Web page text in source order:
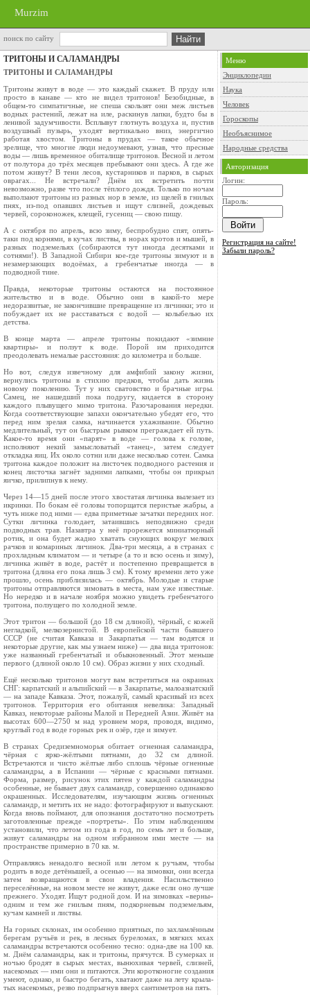
Murzim
поиск по сайту
ТРИТОНЫ И САЛАМАНДРЫ
ТРИТОНЫ И САЛАМАНДРЫ
Тритоны живут в воде — это каждый скажет. В пруду или
просто в канаве — кто не видел тритонов! Безобидные, в
общем-то симпатичные, не спеша скользят они меж листьев
водных растений, лежат на иле, раскинув лапки, будто бы в
ленивой задумчивости. Всплывут глотнуть воздуха и, пустив
воздушный пузырь, уходят вертикально вниз, энергично
работая хвостом. Тритоны в прудах — такое обычное
зрелище, что многие люди недоумевают, узнав, что пресные
воды — лишь временное обиталище тритонов. Весной и летом
от полутора до трёх месяцев пребывают они здесь. А где же
потом живут? В тени лесов, кустарников и парков, в сырых
оврагах... Не встречали? Днём их встретить почти
невозможно, разве что после тёплого дождя. Только по ночам
выползают тритоны из разных нор в земле, из щелей в гнилых
пнях, из-под опавших листьев и ищут слизней, дождевых
червей, сороконожек, клещей, гусениц — свою пищу.
А с октября по апрель, всю зиму, беспробудно спят, опять-
таки под корнями, в кучах листвы, в норах кротов и мышей, в
разных подземельях (собираются тут иногда десятками и
сотнями!). В Запад­ной Сибири кое-где тритоны зимуют и в
незамерзающих водоёмах, а гребенчатые иногда — в
подводной тине.
Правда, некоторые тритоны остаются на постоянное
жительство и в воде. Обычно они в какой-то мере
недоразвитые, не закончившие превращение из личинки; это и
побуждает их не расставаться с водой — колыбелью их
детства.
В конце марта — апреле тритоны покидают «зимние
квартиры» и ползут к воде. Порой им приходится
преодолевать немалые рассто­яния: до километра и больше.
Но вот, следуя извечному для амфибий закону жизни,
вернулись тритоны в стихию предков, чтобы дать жизнь
новому поколению. Тут у них сватовство и брачные игры.
Самец, не нашедший пока подругу, кидается в сторону
каждого плывущего мимо тритона. Разочарования нередки.
Когда соответствующие запахи окончательно убедят его, что
перед ним зрелая самка, начинается ухаживание. Обычно
медлитель­ный, тут он быстрым рывком преграждает ей путь.
Какое-то время они «парят» в воде — голова к голове,
исполняют некий замыслова­тый «танец», затем следует
откладка яиц. Их около сотни или даже несколько сотен. Самка
тритона каждое положит на листочек подвод­ного растения и
конец листочка загнёт задними лапками, чтобы он прикрыл
яичко, прилипнув к нему.
Через 14—15 дней после этого хвостатая личинка вылезает из
икринки. По бокам её головы топорщатся перистые жабры, а
чуть ниже под ними — едва приметные зачатки передних ног.
Сутки личинка голодает, затаившись неподвижно среди
подводных трав. Назавтра у неё прорежется миниатюрный
ротик, и она будет жадно хватать снующих вокруг мелких
рачков и комариных личинок. Два-три месяца, а в странах с
прохладным климатом — и четыре (а то и всю осень и зиму),
личинка живёт в воде, растёт и постепенно превращается в
тритона (длина его пока лишь 3 см). К тому времени лето уже
прошло, осень приблизилась — октябрь. Молодые и старые
тритоны отправляются зимовать в места, нам уже известные.
Но нередко и в начале ноября можно увидеть гребенчатого
тритона, ползущего по холодной земле.
Этот тритон — большой (до 18 см длиной), чёрный, с кожей
негладкой, мелкозернистой. В европейской части бывшего
СССР (не считая Кавказа и Закарпатья — там водятся и
некоторые другие, как мы узнаем ниже) — два вида тритонов:
уже названный гребенчатый и обыкновенный. Этот меньше
первого (длиной около 10 см). Образ жизни у них сходный.
Ещё несколько тритонов могут вам встретиться на окраинах
СНГ: карпатский и альпийский — в Закарпатье, малоазиат­ский
— на западе Кавказа. Этот, пожалуй, самый красивый из всех
тритонов. Территория его обитания невелика: Западный
Кавказ, некоторые районы Малой и Передней Азии. Живёт на
высотах 600—2750 м над уровнем моря, проводя, видимо,
круг­лый год в воде горных рек и озёр, где и зимует.
В странах Средиземноморья обитает огненная саламандра,
чёрная с ярко-жёлтыми пятнами, до 32 см длиной.
Встречаются и чисто жёлтые либо сплошь чёрные огненные
саламандры, а в Испании — чёрные с красными пятнами.
Форма, размер, рисунок этих пятен у каждой саламандры
особенные, не бывает двух саламандр, совершенно одинаково
окрашенных. Исследо­вателям, изучающим жизнь огненных
саламандр, и метить их не надо: фотографируют и выпускают.
Когда вновь поймают, для опознания достаточно посмотреть
заготовленные прежде «портреты». По этим наблюдениям
установили, что летом из года в год, по семь лет и больше,
живут саламандры на одном избранном ими месте — на
пространстве примерно в 70 кв. м.
Отправляясь ненадолго весной или летом к ручьям, чтобы
родить в воде детёнышей, а осенью — на зимовки, они всегда
затем возвращаются в свои владения. Насильственно
переселён­ные, на новом месте не живут, даже если оно лучше
прежнего. Уходят. Ищут родной дом. И на зимовках «верны»
одним и тем же гнилым пням, подкорневым подземельям,
кучам кам­ней и листвы.
На горных склонах, им особенно приятных, по захламлён­ным
берегам ручьёв и рек, в лесных буреломах, в мягких мхах
саламандры встречаются особенно тесно: одна-две на 100 кв.
м. Днём саламандры, как и тритоны, прячутся. В сумерках и
ночью бродят в сырых местах, вынюхивая червей, слизней,
насекомых — ими они и питаются. Эти коротконогие создания
умеют, однако, и быстро бегать, хватают даже на лету крыла­
тых насекомых, резво подпрыгнув вверх сантиметров на пять.
Меню
Энциклопедии
Наука
Человек
Гороскопы
Необъяснимое
Народные средства
Авторизация
Логин:
Пароль:
Регистрация на сайте!
Забыли пароль?